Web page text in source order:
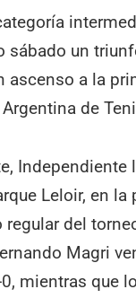
sábado un
ascenso a la
de
Independiente
Leloir, en
regular del
Magri
mientras que